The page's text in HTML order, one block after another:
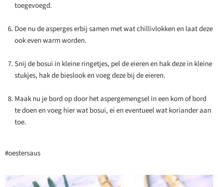
toegevoegd.
Doe nu de asperges erbij samen met wat chillivlokken en laat deze
ook even warm worden.
Snij de bosui in kleine ringetjes, pel de eieren en hak deze in kleine
stukjes, hak de bieslook en voeg deze bij de eieren.
Maak nu je bord op door het aspergemengsel in een kom of bord
te doen en voeg hier wat bosui, ei en eventueel wat koriander aan
toe.
#oestersaus